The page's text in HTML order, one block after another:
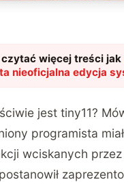
więcej treści jak
nieoficjalna edycja
może Ci się spodobać
jest tiny11?
programista
wciskanych